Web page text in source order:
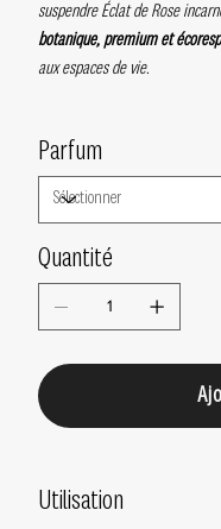
suspendre Éclat de Rose
botanique, premium et
aux espaces de vie.
Parfum
Quantité
Utilisation